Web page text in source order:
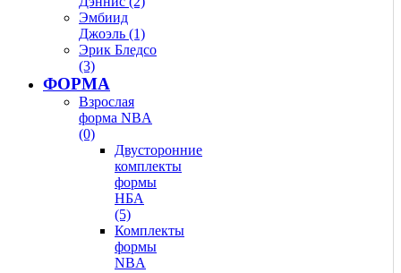
Эмбиид
Джоэль (1)
Эрик Бледсо
(3)
ФОРМА
Взрослая
форма NBA
(0)
Двусторонние
комплекты
формы
НБА
(5)
Комплекты
формы
NBA